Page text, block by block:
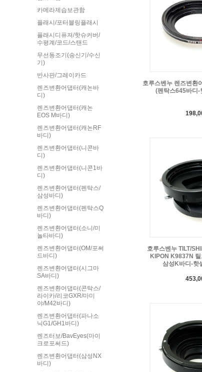
카메라제습보관함
플래시/포터블링플래시
플래시디퓨져/핫슈커버/
수평계/코드/스탠드
무선동조기(송신기/수신
기)
반사판/그레이카드
렌즈변환어댑터(캐논바
디)
렌즈변환어댑터(캐논
EOS M바디)
렌즈변환어댑터(캐논RF
바디)
렌즈변환어댑터(니콘바
디)
렌즈변환어댑터(니콘1바
디)
렌즈변환어댑터(펜탁스/
삼성바디)
렌즈변환어댑터(펜탁스Q
바디)
렌즈변환어댑터(소니/미
놀타바디)
렌즈변환어댑터(OM/포써
드바디)
렌즈변환어댑터(시그마
SA바디)
렌즈변환어댑터(콘탁스/
라이카/리코GXR/마미
야/M42바디)
렌즈변환어댑터(파나소
닉G1/GH1바디)
렌즈터보/BavEyes(마이
크로포써드)
렌즈변환어댑터(삼성NX
바디)
호루스벤누 렌즈변환
(펜탁스645바디-
호루스벤누 TILT/
KIPON K9837N
삼성K바디-핫